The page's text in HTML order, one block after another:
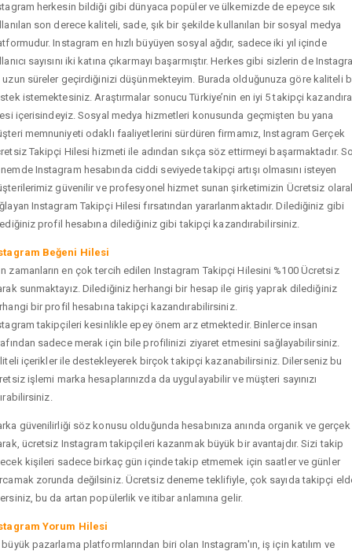
herkesin bildiği gibi dünyaca popüler ve ülkemizde de epeyce sık
son derece kaliteli, sade, şık bir şekilde kullanılan bir sosyal medya
Instagram en hızlı büyüyen sosyal ağdır, sadece iki yıl içinde
sayısını iki katına çıkarmayı başarmıştır. Herkes gibi sizlerin de
uzun süreler geçirdiğinizi düşünmekteyim. Burada olduğunuza göre kaliteli
istemektesiniz. Araştırmalar sonucu Türkiye’nin en iyi 5 takipçi
içerisindeyiz. Sosyal medya hizmetleri konusunda geçmişten bu yana
memnuniyeti odaklı faaliyetlerini sürdüren firmamız, Instagram Gerçek
Takipçi Hilesi hizmeti ile adından sıkça söz ettirmeyi başarmaktadır.
Instagram hesabında ciddi seviyede takipçi artışı olmasını isteyen
güvenilir ve profesyonel hizmet sunan şirketimizin Ücretsiz
Instagram Takipçi Hilesi fırsatından yararlanmaktadır. Dilediğiniz gibi
profil hesabına dilediğiniz gibi takipçi kazandırabilirsiniz.
Beğeni Hilesi
zamanların en çok tercih edilen Instagram Takipçi Hilesini %100 Ücretsiz
sunmaktayız. Dilediğiniz herhangi bir hesap ile giriş yaprak dilediğiniz
bir profil hesabına takipçi kazandırabilirsiniz.
takipçileri kesinlikle epey önem arz etmektedir. Binlerce insan
sadece merak için bile profilinizi ziyaret etmesini sağlayabilirsiniz.
içerikler ile destekleyerek birçok takipçi kazanabilirsiniz. Dilerseniz bu
işlemi marka hesaplarınızda da uygulayabilir ve müşteri sayınızı
güvenilirliği söz konusu olduğunda hesabınıza anında organik ve gerçek
ücretsiz Instagram takipçileri kazanmak büyük bir avantajdır. Sizi takip
kişileri sadece birkaç gün içinde takip etmemek için saatler ve günler
zorunda değilsiniz. Ücretsiz deneme teklifiyle, çok sayıda takipçi
bu da artan popülerlik ve itibar anlamına gelir.
Yorum Hilesi
büyük pazarlama platformlarından biri olan Instagram'ın, iş için katılım ve